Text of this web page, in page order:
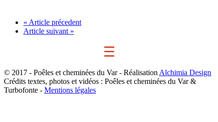
« Article précedent
Article suivant »
☰
© 2017 - Poêles et cheminées du Var - Réalisation Alchimia Design
Crédits textes, photos et vidéos : Poêles et cheminées du Var &
Turbofonte - Mentions légales